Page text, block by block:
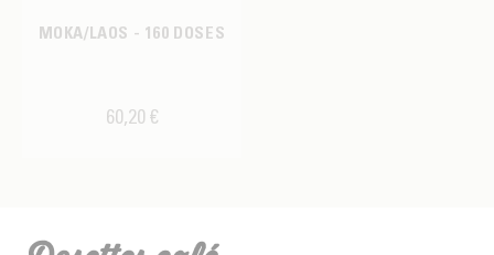
MOKA/LAOS - 160 DOSES
60,20 €